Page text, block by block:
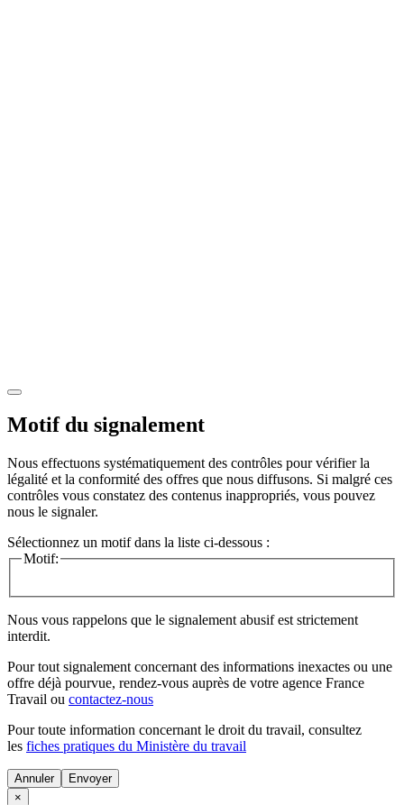
Motif du signalement
Nous effectuons systématiquement des contrôles pour vérifier la
légalité et la conformité des offres que nous diffusons. Si malgré ces
contrôles vous constatez des contenus inappropriés, vous pouvez
nous le signaler.
Sélectionnez un motif dans la liste ci-dessous :
Motif:
Nous vous rappelons que le signalement abusif est strictement
interdit.
Pour tout signalement concernant des informations inexactes ou une
offre déjà pourvue, rendez-vous auprès de votre agence France
Travail ou contactez-nous
Pour toute information concernant le droit du travail, consultez
les fiches pratiques du Ministère du travail
Annuler
×